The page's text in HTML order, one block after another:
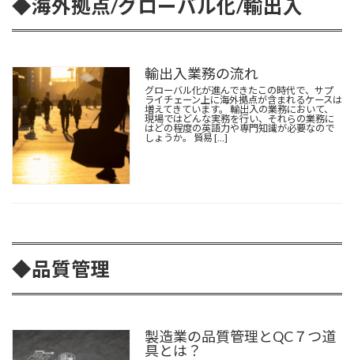
◆海外拠点/グローバル化/輸出入
輸出入業務の流れ
グローバル化が進んできたこの時代で、サプ
ライチェーン上に海外拠点が含まれるケースは
増えてきています。 輸出入の業務において、
現場ではどんな実務を行い、それらの業務に
はどの程度の英語力や専門知識が必要なので
しょうか。 貿易 […]
◆品質管理
製造業の品質管理とQC７つ道
具とは？